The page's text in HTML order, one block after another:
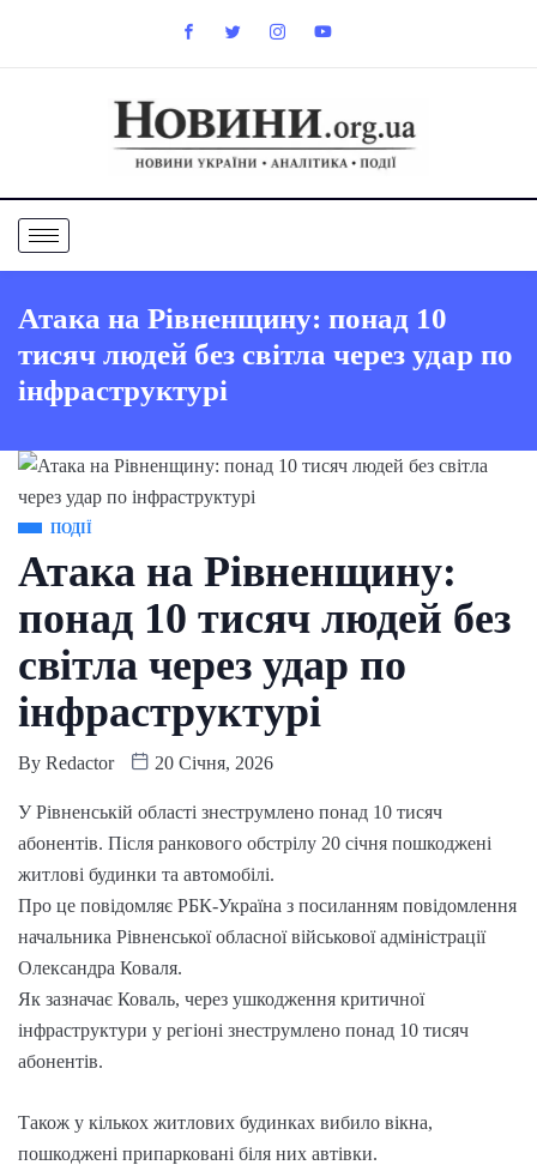
Атака на Рівненщину: понад 10
тисяч людей без світла через удар по
інфраструктурі
ПОДІЇ
Атака на Рівненщину:
понад 10 тисяч людей без
світла через удар по
інфраструктурі
By Redactor 20 Січня, 2026
У Рівненській області знеструмлено понад 10 тисяч
абонентів. Після ранкового обстрілу 20 січня пошкоджені
житлові будинки та автомобілі.
Про це повідомляє РБК-Україна з посиланням повідомлення
начальника Рівненської обласної військової адміністрації
Олександра Коваля.
Як зазначає Коваль, через ушкодження критичної
інфраструктури у регіоні знеструмлено понад 10 тисяч
абонентів.
Також у кількох житлових будинках вибило вікна,
пошкоджені припарковані біля них автівки.